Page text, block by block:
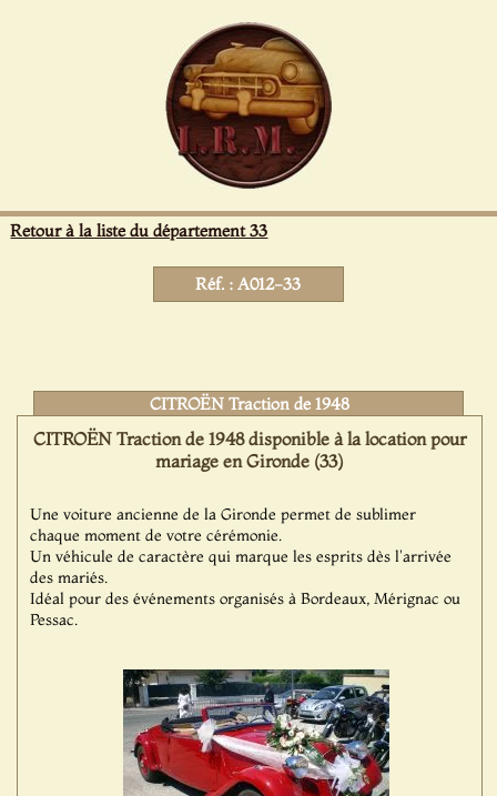
Retour à la liste du département 33
Réf. : A012-33
CITROËN Traction de 1948
CITROËN Traction de 1948 disponible à la location pour
mariage en Gironde (33)
Une voiture ancienne de la Gironde permet de sublimer
chaque moment de votre cérémonie.
Un véhicule de caractère qui marque les esprits dès l'arrivée
des mariés.
Idéal pour des événements organisés à Bordeaux, Mérignac ou
Pessac.